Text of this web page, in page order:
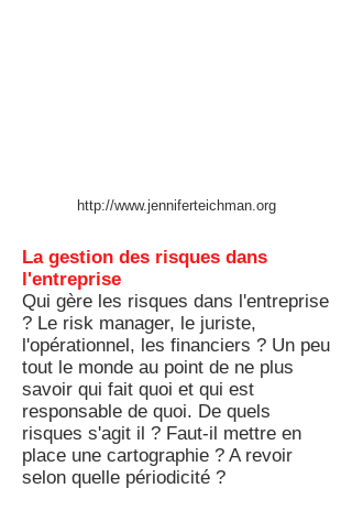
http://www.jenniferteichman.org
La gestion des risques dans
l'entreprise
Qui gère les risques dans l'entreprise
? Le risk manager, le juriste,
l'opérationnel, les financiers ? Un peu
tout le monde au point de ne plus
savoir qui fait quoi et qui est
responsable de quoi. De quels
risques s'agit il ? Faut-il mettre en
place une cartographie ? A revoir
selon quelle périodicité ?